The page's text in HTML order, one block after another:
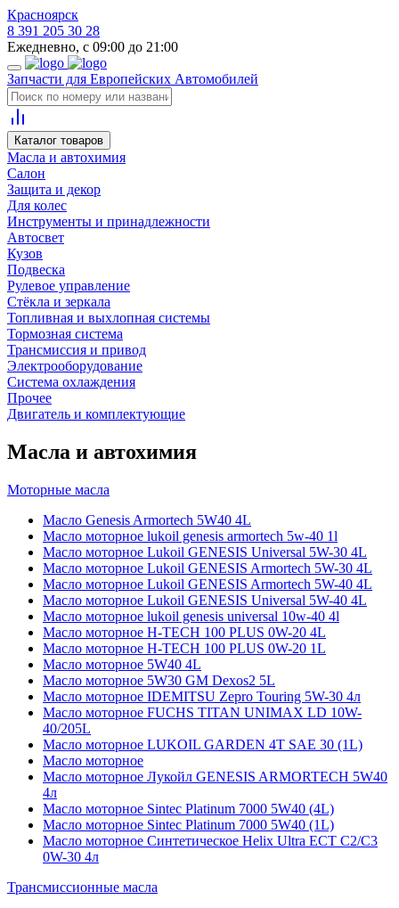
Красноярск
8 391 205 30 28
Ежедневно, с 09:00 до 21:00
Запчасти для Европейских Автомобилей
Каталог товаров
Масла и автохимия
Салон
Защита и декор
Для колес
Инструменты и принадлежности
Автосвет
Кузов
Подвеска
Рулевое управление
Стёкла и зеркала
Топливная и выхлопная системы
Тормозная система
Трансмиссия и привод
Электрооборудование
Система охлаждения
Прочее
Двигатель и комплектующие
Масла и автохимия
Моторные масла
Масло Genesis Armortech 5W40 4L
Масло моторное lukoil genesis armortech 5w-40 1l
Масло моторное Lukoil GENESIS Universal 5W-30 4L
Масло моторное Lukoil GENESIS Armortech 5W-30 4L
Масло моторное Lukoil GENESIS Armortech 5W-40 4L
Масло моторное Lukoil GENESIS Universal 5W-40 4L
Масло моторное lukoil genesis universal 10w-40 4l
Масло моторное H-TECH 100 PLUS 0W-20 4L
Масло моторное H-TECH 100 PLUS 0W-20 1L
Масло моторное 5W40 4L
Масло моторное 5W30 GM Dexos2 5L
Масло моторное IDEMITSU Zepro Touring 5W-30 4л
Масло моторное FUCHS TITAN UNIMAX LD 10W-
40/205L
Масло моторное LUKOIL GARDEN 4Т SAE 30 (1L)
Масло моторное
Масло моторное Лукойл GENESIS ARMORTECH 5W40
4л
Масло моторное Sintec Platinum 7000 5W40 (4L)
Масло моторное Sintec Platinum 7000 5W40 (1L)
Масло моторное Синтетическое Helix Ultra ECT C2/C3
0W-30 4л
Трансмиссионные масла